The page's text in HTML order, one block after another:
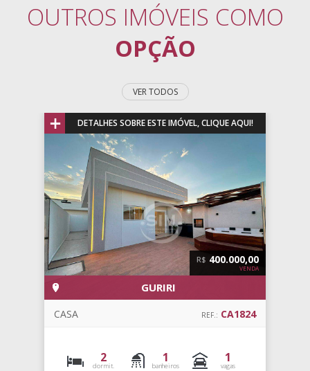
OUTROS IMÓVEIS COMO
OPÇÃO
VER TODOS
+ DETALHES SOBRE ESTE IMÓVEL,
3
dormit.